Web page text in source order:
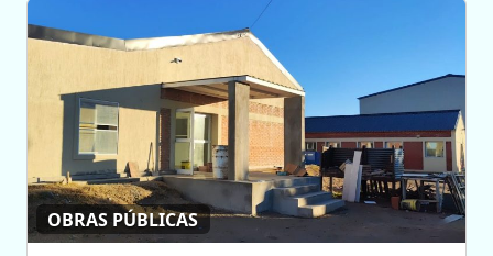
OBRAS PÚBLICAS